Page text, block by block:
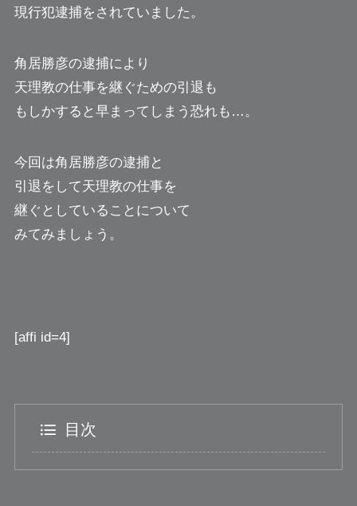
現行犯逮捕をされていました。
角居勝彦の逮捕により
天理教の仕事を継ぐための引退も
もしかすると早まってしまう恐れも…。
今回は角居勝彦の逮捕と
引退をして天理教の仕事を
継ぐとしていることについて
みてみましょう。
[affi id=4]
目次